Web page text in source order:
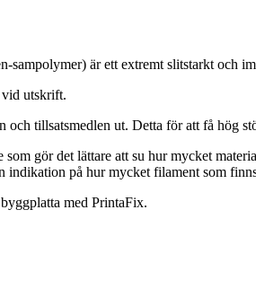
är ett extremt slitstarkt och
utskrift.
tillsatsmedlen ut. Detta för att få hög
som gör det lättare att su hur mycket
indikation på hur mycket filament som
med PrintaFix.